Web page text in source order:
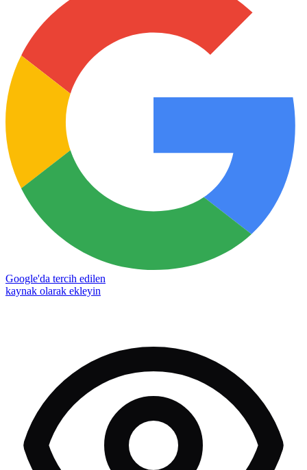
Google'da tercih edilen
kaynak olarak ekleyin